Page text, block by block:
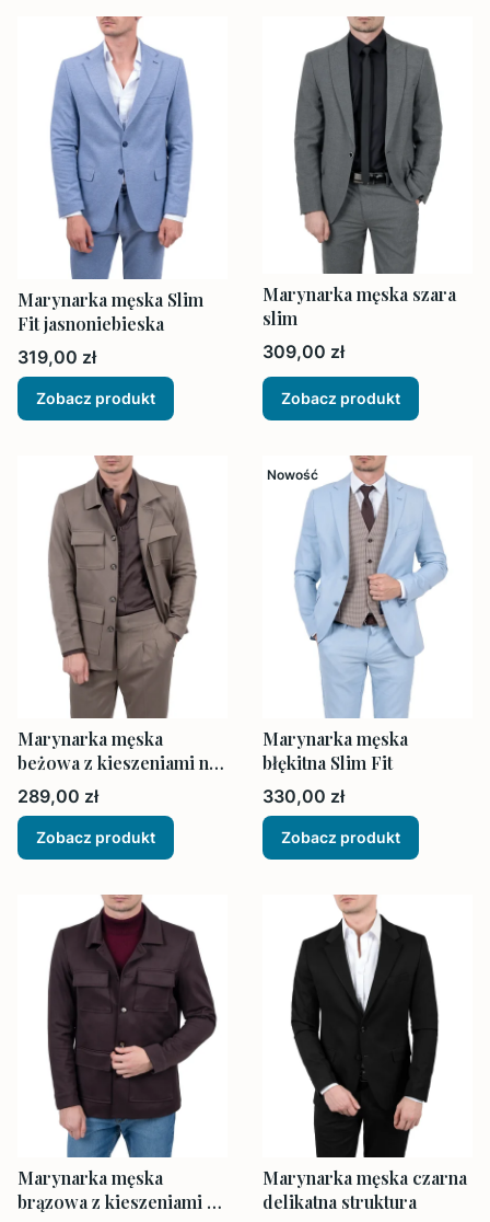
Marynarka męska Slim
Fit jasnoniebieska
Cena
319,00 zł
Zobacz produkt
Marynarka męska szara
slim
Cena
309,00 zł
Zobacz produkt
Marynarka męska
beżowa z kieszeniami na
zewnątrz
Cena
289,00 zł
Zobacz produkt
Nowość
Marynarka męska
błękitna Slim Fit
Cena
330,00 zł
Zobacz produkt
Marynarka męska
brązowa z kieszeniami na
Marynarka męska czarna
delikatna struktura